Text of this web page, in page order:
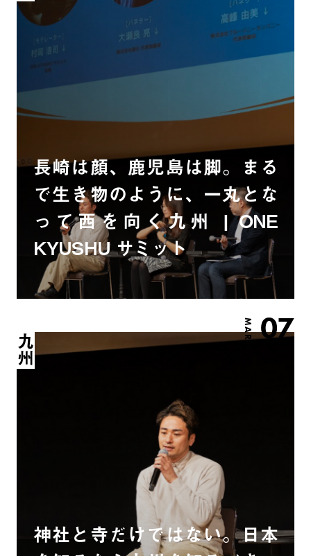
長崎は顔、鹿児島は脚。まる
で生き物のように、一丸とな
って西を向く九州 | ONE
KYUSHU サミット
MAR. 07
九州
神社と寺だけではない。日本